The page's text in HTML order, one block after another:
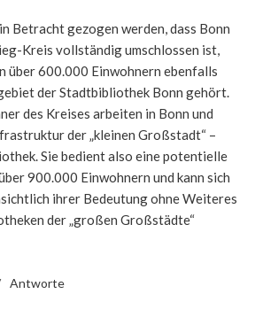
Betracht gezogen werden, dass Bonn
Kreis vollständig umschlossen ist,
über 600.000 Einwohnern ebenfalls
der Stadtbibliothek Bonn gehört.
des Kreises arbeiten in Bonn und
der „kleinen Großstadt“ –
Sie bedient also eine potentielle
900.000 Einwohnern und kann sich
ihrer Bedeutung ohne Weiteres
der „großen Großstädte“
Antworte